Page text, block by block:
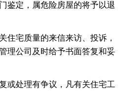
鉴定，属危险房屋的将予以退
住宅质量的来信来访、投诉，
理公司及时给予书面答复和妥
或处理有争议，凡有关住宅工